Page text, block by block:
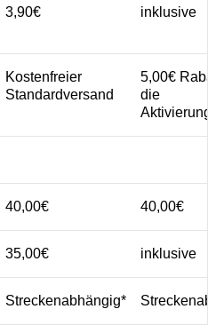
3,90€ inklusive
Kostenfreier
Standardversand
5,00€
die
40,00€ 40,00€
35,00€ inklusive
Streckenabhängig*